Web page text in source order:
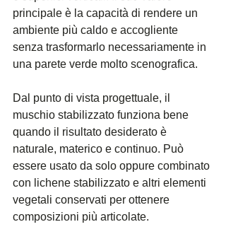
principale è la capacità di rendere un
ambiente più caldo e accogliente
senza trasformarlo necessariamente in
una parete verde molto scenografica.
Dal punto di vista progettuale, il
muschio stabilizzato funziona bene
quando il risultato desiderato è
naturale, materico e continuo. Può
essere usato da solo oppure combinato
con lichene stabilizzato e altri elementi
vegetali conservati per ottenere
composizioni più articolate.